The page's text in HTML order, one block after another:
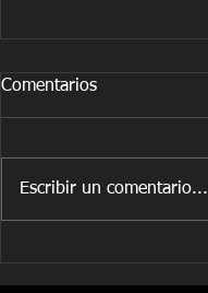
Comentarios
Escribir un comentario...